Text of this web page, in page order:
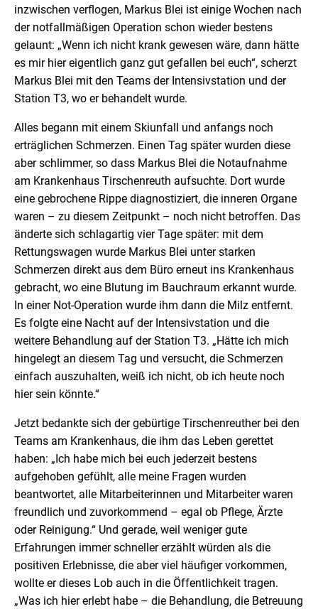
inzwischen verflogen, Markus Blei ist einige Wochen nach
der notfallmäßigen Operation schon wieder bestens
gelaunt: „Wenn ich nicht krank gewesen wäre, dann hätte
es mir hier eigentlich ganz gut gefallen bei euch“, scherzt
Markus Blei mit den Teams der Intensivstation und der
Station T3, wo er behandelt wurde.
Alles begann mit einem Skiunfall und anfangs noch
erträglichen Schmerzen. Einen Tag später wurden diese
aber schlimmer, so dass Markus Blei die Notaufnahme
am Krankenhaus Tirschenreuth aufsuchte. Dort wurde
eine gebrochene Rippe diagnostiziert, die inneren Organe
waren – zu diesem Zeitpunkt – noch nicht betroffen. Das
änderte sich schlagartig vier Tage später: mit dem
Rettungswagen wurde Markus Blei unter starken
Schmerzen direkt aus dem Büro erneut ins Krankenhaus
gebracht, wo eine Blutung im Bauchraum erkannt wurde.
In einer Not-Operation wurde ihm dann die Milz entfernt.
Es folgte eine Nacht auf der Intensivstation und die
weitere Behandlung auf der Station T3. „Hätte ich mich
hingelegt an diesem Tag und versucht, die Schmerzen
einfach auszuhalten, weiß ich nicht, ob ich heute noch
hier sein könnte.“
Jetzt bedankte sich der gebürtige Tirschenreuther bei den
Teams am Krankenhaus, die ihm das Leben gerettet
haben: „Ich habe mich bei euch jederzeit bestens
aufgehoben gefühlt, alle meine Fragen wurden
beantwortet, alle Mitarbeiterinnen und Mitarbeiter waren
freundlich und zuvorkommend – egal ob Pflege, Ärzte
oder Reinigung.“ Und gerade, weil weniger gute
Erfahrungen immer schneller erzählt würden als die
positiven Erlebnisse, die aber viel häufiger vorkommen,
wollte er dieses Lob auch in die Öffentlichkeit tragen.
„Was ich hier erlebt habe – die Behandlung, die Betreuung